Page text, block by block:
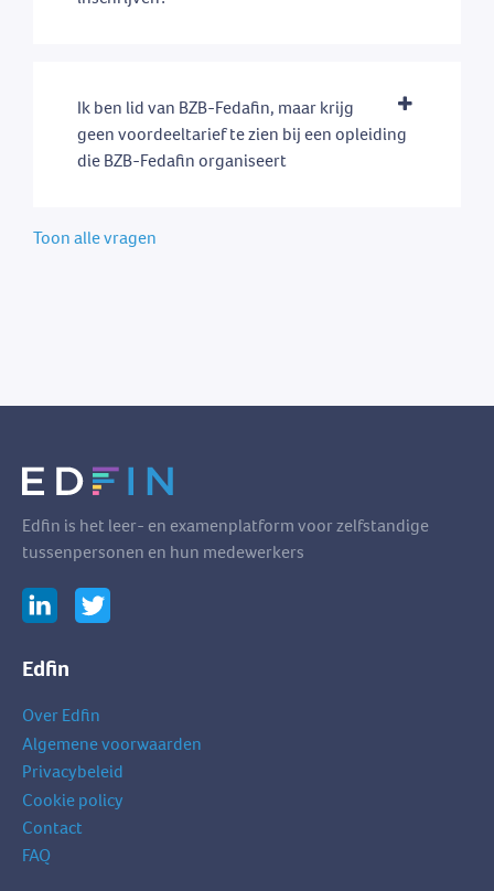
Ik ben lid van BZB-Fedafin, maar krijg
geen voordeeltarief te zien bij een opleiding
die BZB-Fedafin organiseert
Toon alle vragen
Edfin is het leer- en examenplatform voor zelfstandige
tussenpersonen en hun medewerkers
Edfin
Over Edfin
Algemene voorwaarden
Privacybeleid
Cookie policy
Contact
FAQ